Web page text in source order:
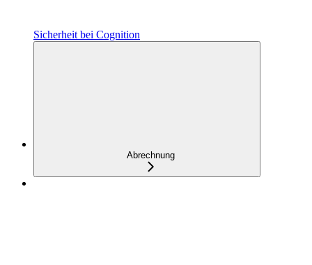
Sicherheit bei Cognition
Abrechnung